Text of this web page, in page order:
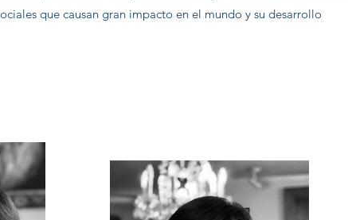
que causan gran impacto en el mundo y su desarrollo